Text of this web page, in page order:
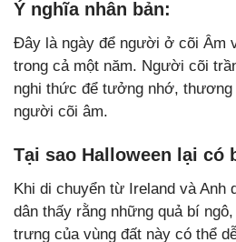
Ý nghĩa nhân bản:
Đây là ngày để người ở cõi Âm
trong cả một năm. Người cõi
nghi thức để tưởng nhớ,
người cõi âm.
Tại sao Halloween lại có
Khi di chuyển từ Ireland và Anh
dân thấy rằng những quả bí
trưng của vùng đất này có thể